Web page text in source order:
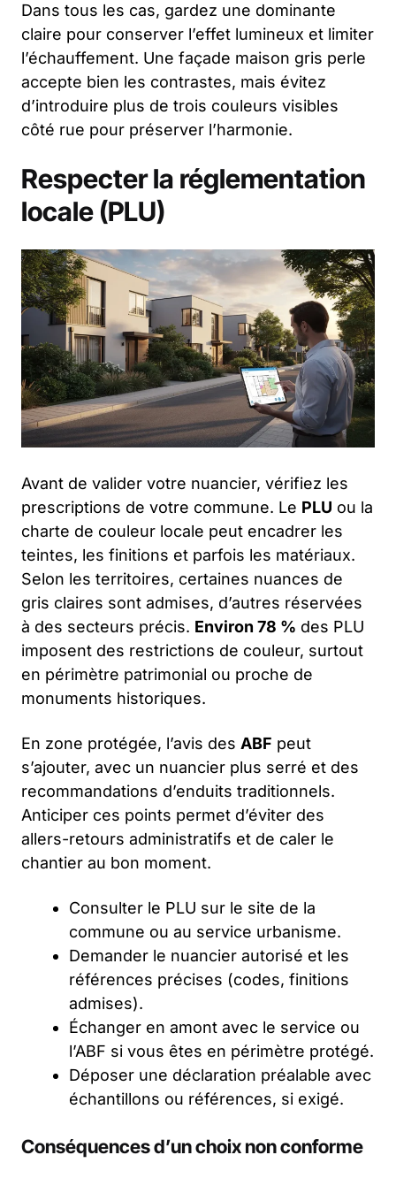
Dans tous les cas, gardez une dominante
claire pour conserver l’effet lumineux et limiter
l’échauffement. Une façade maison gris perle
accepte bien les contrastes, mais évitez
d’introduire plus de trois couleurs visibles
côté rue pour préserver l’harmonie.
Respecter la réglementation
locale (PLU)
Avant de valider votre nuancier, vérifiez les
prescriptions de votre commune. Le PLU ou la
charte de couleur locale peut encadrer les
teintes, les finitions et parfois les matériaux.
Selon les territoires, certaines nuances de
gris claires sont admises, d’autres réservées
à des secteurs précis. Environ 78 % des PLU
imposent des restrictions de couleur, surtout
en périmètre patrimonial ou proche de
monuments historiques.
En zone protégée, l’avis des ABF peut
s’ajouter, avec un nuancier plus serré et des
recommandations d’enduits traditionnels.
Anticiper ces points permet d’éviter des
allers-retours administratifs et de caler le
chantier au bon moment.
Consulter le PLU sur le site de la
commune ou au service urbanisme.
Demander le nuancier autorisé et les
références précises (codes, finitions
admises).
Échanger en amont avec le service ou
l’ABF si vous êtes en périmètre protégé.
Déposer une déclaration préalable avec
échantillons ou références, si exigé.
Conséquences d’un choix non conforme